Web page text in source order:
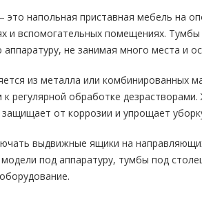
напольная приставная мебель на
и вспомогательных помещениях.
не занимая много места и
из металла или комбинированных
регулярной обработке
защищает от коррозии и упрощает
выдвижные ящики на
под аппаратуру, тумбы под